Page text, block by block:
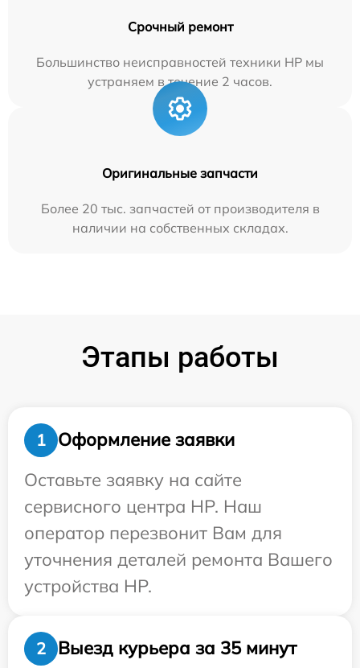
Срочный ремонт
Большинство неисправностей техники HP мы
устраняем в течение 2 часов.
Оригинальные запчасти
Более 20 тыс. запчастей от производителя в
наличии на собственных складах.
Этапы работы
1
Оформление заявки
Оставьте заявку на сайте
сервисного центра HP. Наш
оператор перезвонит Вам для
уточнения деталей ремонта Вашего
устройства HP.
2
Выезд курьера за 35 минут